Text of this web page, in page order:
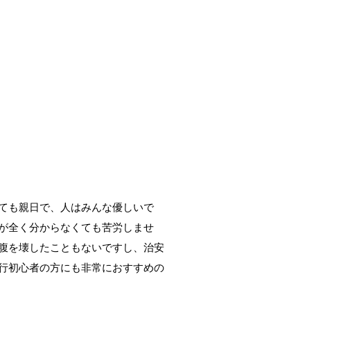
も親日で、人はみんな優しいで
全く分からなくても苦労しませ
を壊したこともないですし、治安
初心者の方にも非常におすすめの